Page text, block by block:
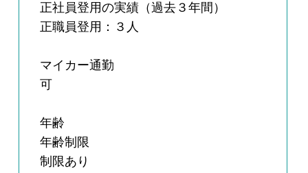
正社員登用の実績（過去３年間）
正職員登用：３人
マイカー通勤
可
年齢
年齢制限
制限あり